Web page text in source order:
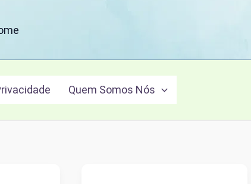
Quem Somos Nós